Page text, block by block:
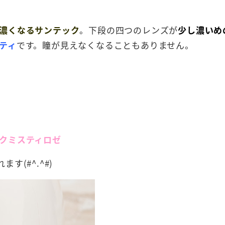
くなるサンテック。下段の四つのレンズが少し濃い
ィ です。瞳が見えなくなることもありません。
ミスティロゼ
ます(#^.^#)